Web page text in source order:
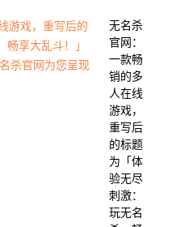
无名杀
官网：
一款畅
销的多
人在线
游戏，
重写后
的标题
为「体
验无尽
刺激：
玩无名